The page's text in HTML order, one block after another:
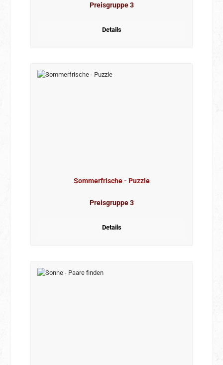
Preisgruppe 3
Details
Sommerfrische - Puzzle
Preisgruppe 3
Details